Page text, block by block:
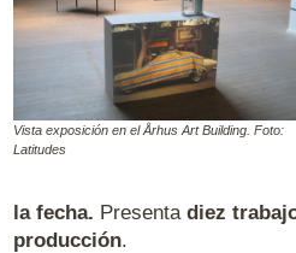
Vista exposición en el Århus Art Building. Foto:
Latitudes
la fecha. Presenta diez
producción.